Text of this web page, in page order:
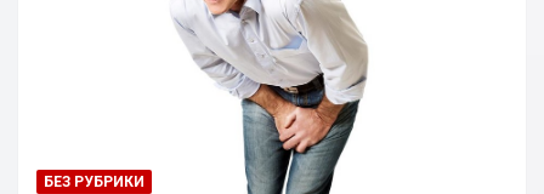
БЕЗ РУБРИКИ